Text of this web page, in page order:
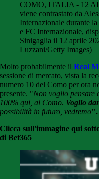
COMO, ITALIA - 12
viene contrastato da
Internazionale durante
e FC Internazionale,
Sinigaglia il 12 aprile
Luzzani/Getty Images)
Molto probabilmente il Real
sessione di mercato, vista la
numero 10 del Como per ora
presente. "Non voglio pensare
100% qui, al Como. Voglio
possibilità in futuro, vedremo".
Clicca sull'immagine qui
di Bet365